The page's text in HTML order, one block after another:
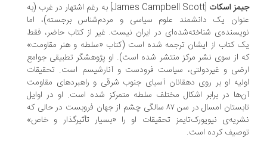
اسکات
[James Campbell Scott] به رغم اشتهار در غرب (به
یک دانشمند علوم سیاسی و مردم‌شناس برجسته)، اما
شناخته‌شده‌ای در ایران نیست. غیر از کتاب حاضر، فقط
کتاب از ایشان ترجمه شده است (کتاب «سلطه و هنر مقاومت»
از سوی نشر مرکز منتشر شده است). او پژوهشگر تطبیقی جوامع
و غیردولتی، سیاست فرودست و آنارشیسم است. تحقیقات
او بر روی دهقانان آسیای جنوب شرقی و راهبرد‌های مقاومت
در برابر اشکال مختلف سلطه متمرکز شده است. او در اوایل
تابستان امسال در سن ۸۷ سالگی چشم از جهان فروبست در حالی که
نیویورک‌تایمز تحقیقات او را «بسیار تأثیرگذار و خاص»
کرده است.